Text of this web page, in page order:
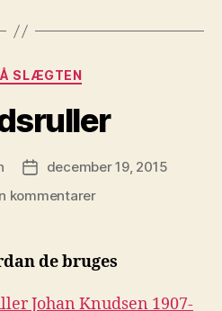
Kategorier
SLÆGTEN
Indlægsdato
december 19, 2015
kommentarertil
de bruges
Johan Knudsen 1907-